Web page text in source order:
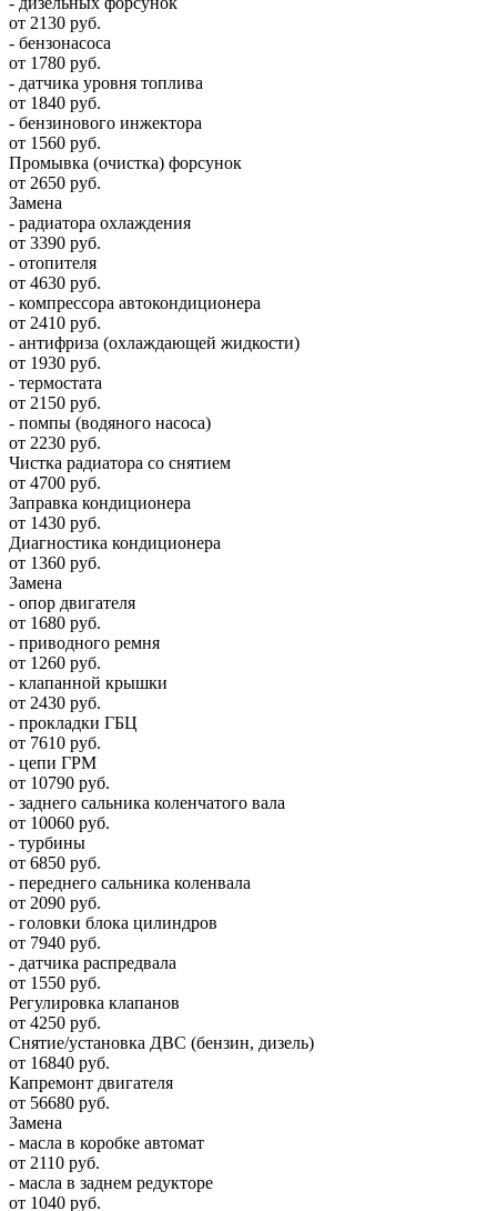
от 2130 руб.
- бензонасоса
от 1780 руб.
- датчика уровня топлива
от 1840 руб.
- бензинового инжектора
от 1560 руб.
Промывка (очистка) форсунок
от 2650 руб.
Замена
- радиатора охлаждения
от 3390 руб.
- отопителя
от 4630 руб.
- компрессора автокондиционера
от 2410 руб.
- антифриза (охлаждающей жидкости)
от 1930 руб.
- термостата
от 2150 руб.
- помпы (водяного насоса)
от 2230 руб.
Чистка радиатора со снятием
от 4700 руб.
Заправка кондиционера
от 1430 руб.
Диагностика кондиционера
от 1360 руб.
Замена
- опор двигателя
от 1680 руб.
- приводного ремня
от 1260 руб.
- клапанной крышки
от 2430 руб.
- прокладки ГБЦ
от 7610 руб.
- цепи ГРМ
от 10790 руб.
- заднего сальника коленчатого вала
от 10060 руб.
- турбины
от 6850 руб.
- переднего сальника коленвала
от 2090 руб.
- головки блока цилиндров
от 7940 руб.
- датчика распредвала
от 1550 руб.
Регулировка клапанов
от 4250 руб.
Снятие/установка ДВС (бензин, дизель)
от 16840 руб.
Капремонт двигателя
от 56680 руб.
Замена
- масла в коробке автомат
от 2110 руб.
- масла в заднем редукторе
от 1040 руб.